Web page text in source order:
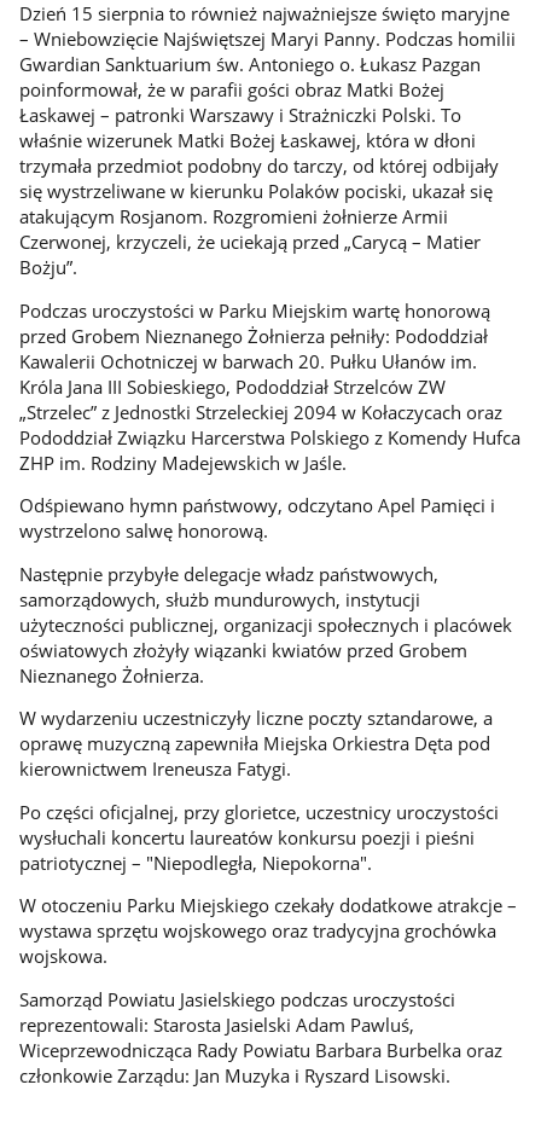
Dzień 15 sierpnia to również najważniejsze święto maryjne
– Wniebowzięcie Najświętszej Maryi Panny. Podczas homilii
Gwardian Sanktuarium św. Antoniego o. Łukasz Pazgan
poinformował, że w parafii gości obraz Matki Bożej
Łaskawej – patronki Warszawy i Strażniczki Polski. To
właśnie wizerunek Matki Bożej Łaskawej, która w dłoni
trzymała przedmiot podobny do tarczy, od której odbijały
się wystrzeliwane w kierunku Polaków pociski, ukazał się
atakującym Rosjanom. Rozgromieni żołnierze Armii
Czerwonej, krzyczeli, że uciekają przed „Carycą – Matier
Bożju”.
Podczas uroczystości w Parku Miejskim wartę honorową
przed Grobem Nieznanego Żołnierza pełniły: Pododdział
Kawalerii Ochotniczej w barwach 20. Pułku Ułanów im.
Króla Jana III Sobieskiego, Pododdział Strzelców ZW
„Strzelec” z Jednostki Strzeleckiej 2094 w Kołaczycach oraz
Pododdział Związku Harcerstwa Polskiego z Komendy Hufca
ZHP im. Rodziny Madejewskich w Jaśle.
Odśpiewano hymn państwowy, odczytano Apel Pamięci i
wystrzelono salwę honorową.
Następnie przybyłe delegacje władz państwowych,
samorządowych, służb mundurowych, instytucji
użyteczności publicznej, organizacji społecznych i placówek
oświatowych złożyły wiązanki kwiatów przed Grobem
Nieznanego Żołnierza.
W wydarzeniu uczestniczyły liczne poczty sztandarowe, a
oprawę muzyczną zapewniła Miejska Orkiestra Dęta pod
kierownictwem Ireneusza Fatygi.
Po części oficjalnej, przy glorietce, uczestnicy uroczystości
wysłuchali koncertu laureatów konkursu poezji i pieśni
patriotycznej – "Niepodległa, Niepokorna".
W otoczeniu Parku Miejskiego czekały dodatkowe atrakcje –
wystawa sprzętu wojskowego oraz tradycyjna grochówka
wojskowa.
Samorząd Powiatu Jasielskiego podczas uroczystości
reprezentowali: Starosta Jasielski Adam Pawluś,
Wiceprzewodnicząca Rady Powiatu Barbara Burbelka oraz
członkowie Zarządu: Jan Muzyka i Ryszard Lisowski.